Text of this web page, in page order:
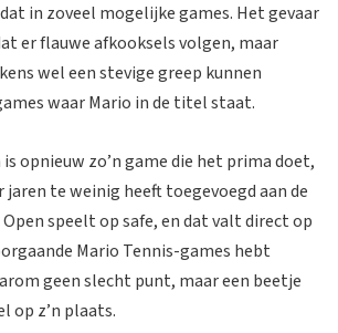
in zoveel mogelijke games. Het gevaar
er flauwe afkooksels volgen, maar
wel een stevige greep kunnen
waar Mario in de titel staat.
opnieuw zo’n game die het prima doet,
jaren te weinig heeft toegevoegd aan de
speelt op safe, en dat valt direct op
Mario Tennis-games hebt
geen slecht punt, maar een beetje
op z’n plaats.